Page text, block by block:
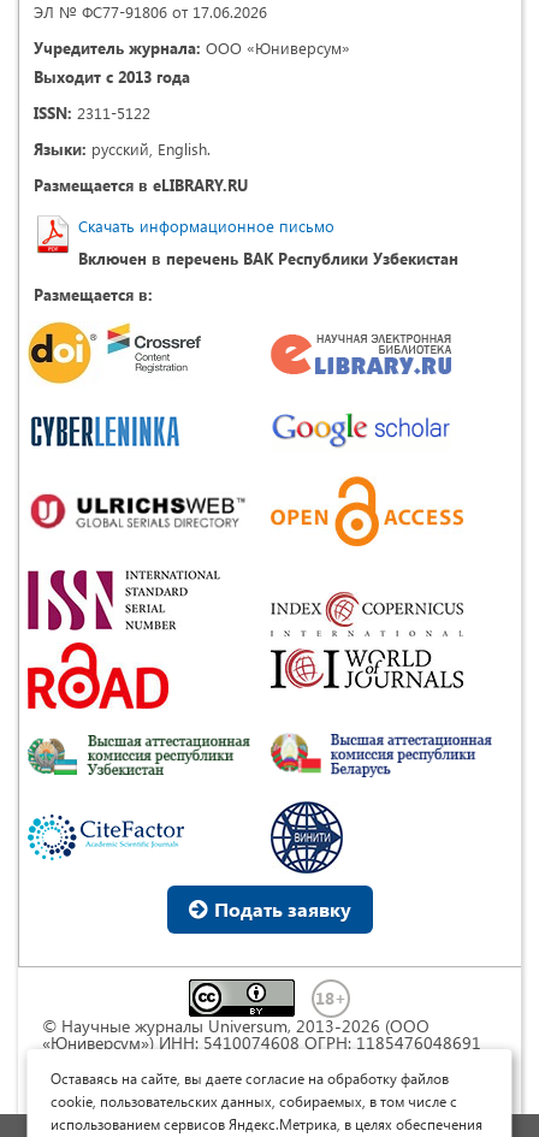
ЭЛ № ФС77-91806 от 17.06.2026
Учредитель журнала: ООО «Юниверсум»
Выходит с 2013 года
ISSN: 2311-5122
Языки: русский, English.
Размещается в eLIBRARY.RU
Скачать информационное письмо
Включен в перечень ВАК Республики Узбекистан
Размещается в:
Подать заявку
© Научные журналы Universum, 2013-2026 (ООО
«Юниверсум») ИНН: 5410074608 ОГРН: 1185476048691
Commons « Attribution» («Атрибуция») 4.0
Непортированная
Оставаясь на сайте, вы даете согласие на обработку файлов
cookie, пользовательских данных, собираемых, в том числе с
использованием сервисов Яндекс.Метрика, в целях обеспечения